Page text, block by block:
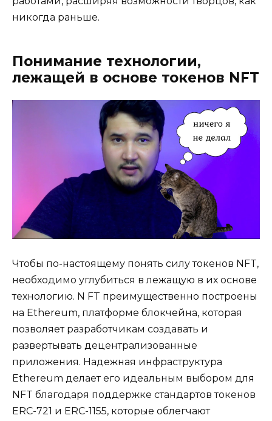
никогда раньше.
Понимание технологии,
лежащей в основе токенов NFT
Чтобы по-настоящему понять силу токенов NFT,
необходимо углубиться в лежащую в их основе
технологию. N FT преимущественно построены
на Ethereum, платформе блокчейна, которая
позволяет разработчикам создавать и
развертывать децентрализованные
приложения. Надежная инфраструктура
Ethereum делает его идеальным выбором для
NFT благодаря поддержке стандартов токенов
ERC-721 и ERC-1155, которые облегчают